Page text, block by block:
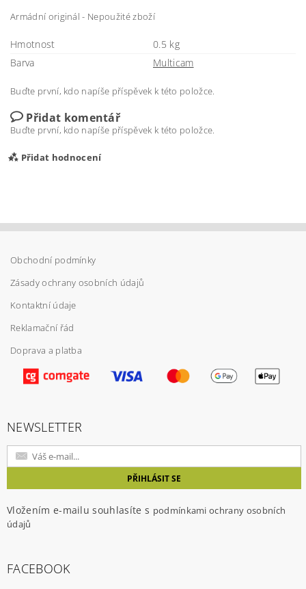
Armádní originál - Nepoužité zboží
Hmotnost
0.5 kg
Barva
Multicam
Buďte první, kdo napíše příspěvek k této položce.
Přidat komentář
Buďte první, kdo napíše příspěvek k této položce.
Přidat hodnocení
Vložením hodnocení souhlasíte spodmínkami
ochrany osobních údajů
Obchodní podmínky
Zásady ochrany osobních údajů
Kontaktní údaje
Reklamační řád
Doprava a platba
NEWSLETTER
Vložením e-mailu souhlasíte s podmínkami ochrany osobních
údajů
FACEBOOK